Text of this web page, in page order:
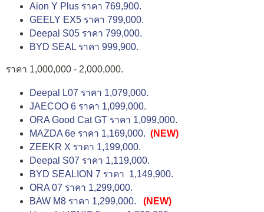
Aion Y Plus ราคา 769,900.
GEELY EX5 ราคา 799,000.
Deepal S05 ราคา 799,000.
BYD SEAL ราคา 999,900.
ราคา 1,000,000 - 2,000,000.
Deepal L07 ราคา 1,079,000.
JAECOO 6 ราคา 1,099,000.
ORA Good Cat GT ราคา 1,099,000.
MAZDA 6e ราคา 1,169,000. (NEW)
ZEEKR X ราคา 1,199,000.
Deepal S07 ราคา 1,119,000.
BYD SEALION 7 ราคา 1,149,900.
ORA 07 ราคา 1,299,000.
BAW M8 ราคา 1,299,000.
(NEW)